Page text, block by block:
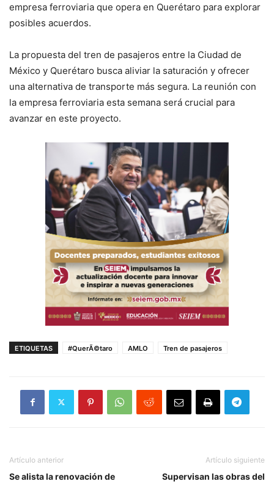
empresa ferroviaria que opera en Querétaro para explorar
posibles acuerdos.
La propuesta del tren de pasajeros entre la Ciudad de
México y Querétaro busca aliviar la saturación y ofrecer
una alternativa de transporte más segura. La reunión con
la empresa ferroviaria esta semana será crucial para
avanzar en este proyecto.
ETIQUETAS #QuerÃ©taro AMLO Tren de pasajeros
Artículo anterior
Se alista la renovación de
Artículo siguiente
Supervisan las obras del